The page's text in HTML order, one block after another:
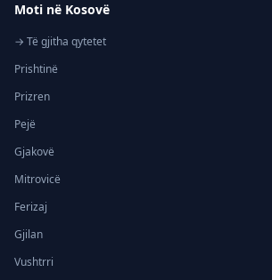
Moti në Kosovë
→ Të gjitha qytetet
Prishtinë
Prizren
Pejë
Gjakovë
Mitrovicë
Ferizaj
Gjilan
Vushtrri